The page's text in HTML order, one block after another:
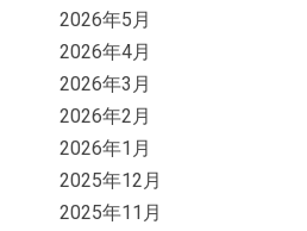
2026年5月
2026年4月
2026年3月
2026年2月
2026年1月
2025年12月
2025年11月